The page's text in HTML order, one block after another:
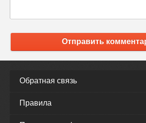
Отправить
Обратная связь
Правила